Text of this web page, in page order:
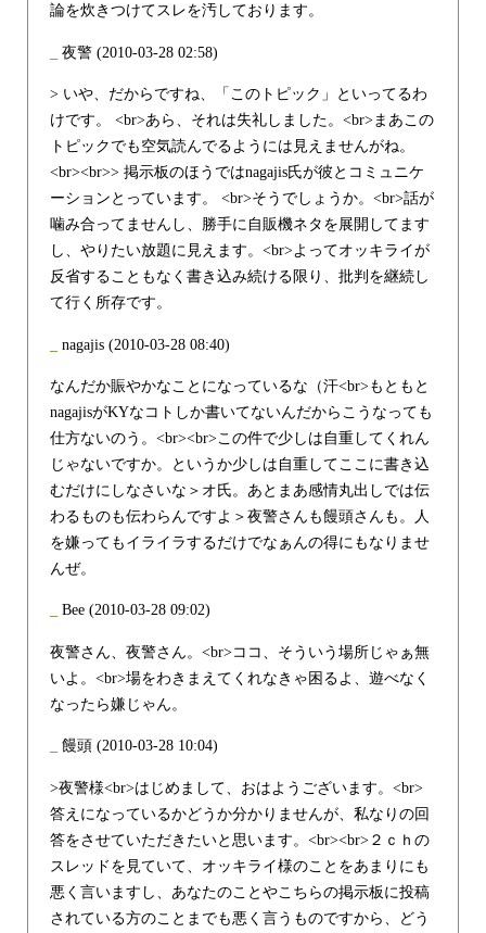
論を炊きつけてスレを汚しております。
夜警 (2010-03-28 02:58)
> いや、だからですね、「このトピック」といってるわ
けです。 <br>あら、それは失礼しました。<br>まあこの
トピックでも空気読んでるようには見えませんがね。
<br><br>> 掲示板のほうではnagajis氏が彼とコミュニケ
ーションとっています。 <br>そうでしょうか。<br>話が
噛み合ってませんし、勝手に自販機ネタを展開してます
し、やりたい放題に見えます。<br>よってオッキライが
反省することもなく書き込み続ける限り、批判を継続し
て行く所存です。
nagajis (2010-03-28 08:40)
なんだか賑やかなことになっているな（汗<br>もともと
nagajisがKYなコトしか書いてないんだからこうなっても
仕方ないのう。<br><br>この件で少しは自重してくれん
じゃないですか。というか少しは自重してここに書き込
むだけにしなさいな＞オ氏。あとまあ感情丸出しでは伝
わるものも伝わらんですよ＞夜警さんも饅頭さんも。人
を嫌ってもイライラするだけでなぁんの得にもなりませ
んぜ。
Bee (2010-03-28 09:02)
夜警さん、夜警さん。<br>ココ、そういう場所じゃぁ無
いよ。<br>場をわきまえてくれなきゃ困るよ、遊べなく
なったら嫌じゃん。
饅頭 (2010-03-28 10:04)
>夜警様<br>はじめまして、おはようございます。<br>
答えになっているかどうか分かりませんが、私なりの回
答をさせていただきたいと思います。<br><br>２ｃｈの
スレッドを見ていて、オッキライ様のことをあまりにも
悪く言いますし、あなたのことやこちらの掲示板に投稿
されている方のことまでも悪く言うものですから、どう